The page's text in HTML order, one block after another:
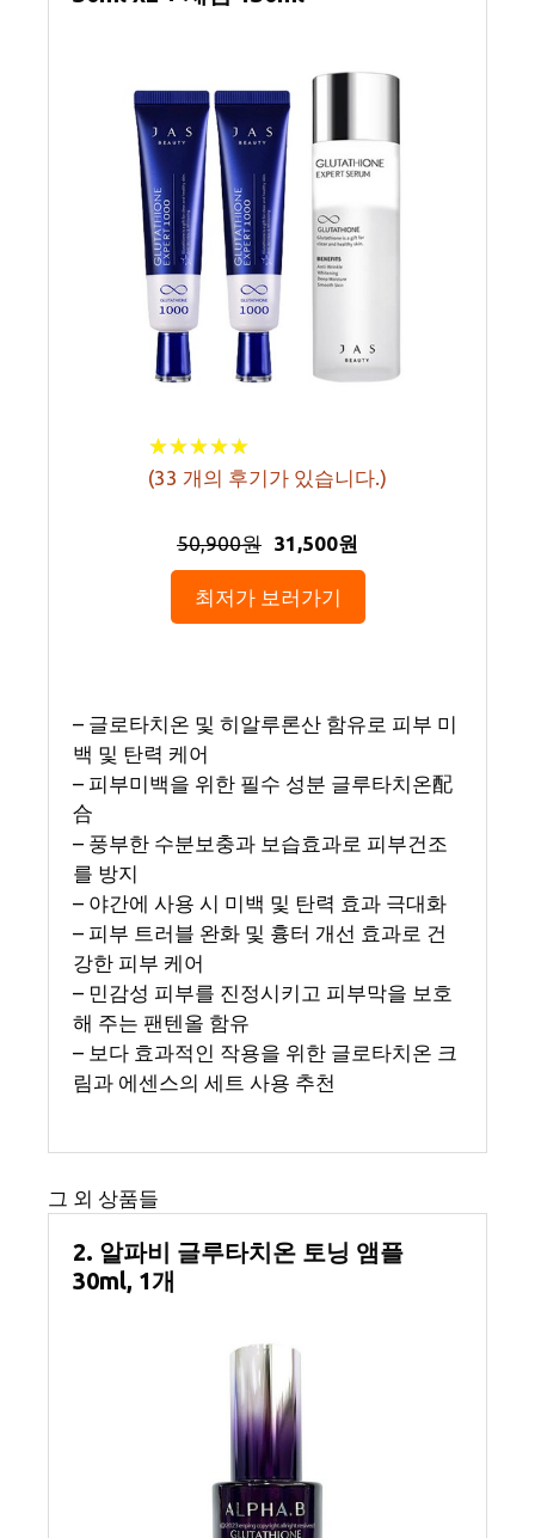
★★★★★
★★★★★
(33 개의 후기가 있습니다.)
50,900원 31,500원
최저가 보러가기
– 글로타치온 및 히알루론산 함유로 피부 미
백 및 탄력 케어
– 피부미백을 위한 필수 성분 글루타치온配
合
– 풍부한 수분보충과 보습효과로 피부건조
를 방지
– 야간에 사용 시 미백 및 탄력 효과 극대화
– 피부 트러블 완화 및 흉터 개선 효과로 건
강한 피부 케어
– 민감성 피부를 진정시키고 피부막을 보호
해 주는 팬텐올 함유
– 보다 효과적인 작용을 위한 글로타치온 크
림과 에센스의 세트 사용 추천
그 외 상품들
2. 알파비 글루타치온 토닝 앰플
30ml, 1개